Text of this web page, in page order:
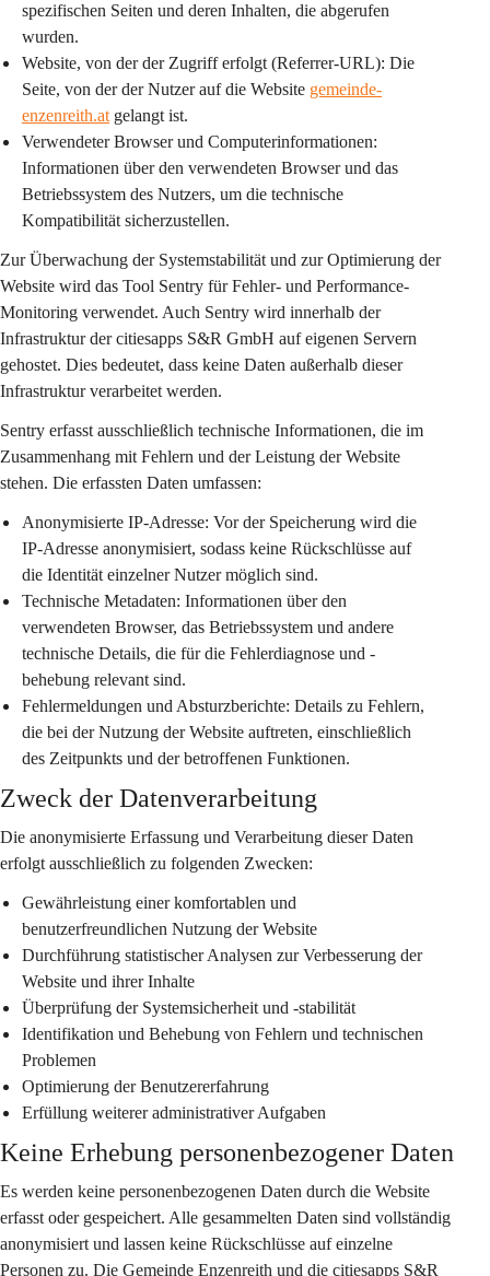
spezifischen Seiten und deren Inhalten, die abgerufen
wurden.
Website, von der der Zugriff erfolgt (Referrer-URL): Die
Seite, von der der Nutzer auf die Website gemeinde-
enzenreith.at gelangt ist.
Verwendeter Browser und Computerinformationen:
Informationen über den verwendeten Browser und das
Betriebssystem des Nutzers, um die technische
Kompatibilität sicherzustellen.
Zur Überwachung der Systemstabilität und zur Optimierung der
Website wird das Tool Sentry für Fehler- und Performance-
Monitoring verwendet. Auch Sentry wird innerhalb der
Infrastruktur der citiesapps S&R GmbH auf eigenen Servern
gehostet. Dies bedeutet, dass keine Daten außerhalb dieser
Infrastruktur verarbeitet werden.
Sentry erfasst ausschließlich technische Informationen, die im
Zusammenhang mit Fehlern und der Leistung der Website
stehen. Die erfassten Daten umfassen:
Anonymisierte IP-Adresse: Vor der Speicherung wird die
IP-Adresse anonymisiert, sodass keine Rückschlüsse auf
die Identität einzelner Nutzer möglich sind.
Technische Metadaten: Informationen über den
verwendeten Browser, das Betriebssystem und andere
technische Details, die für die Fehlerdiagnose und -
behebung relevant sind.
Fehlermeldungen und Absturzberichte: Details zu Fehlern,
die bei der Nutzung der Website auftreten, einschließlich
des Zeitpunkts und der betroffenen Funktionen.
Zweck der Datenverarbeitung
Die anonymisierte Erfassung und Verarbeitung dieser Daten
erfolgt ausschließlich zu folgenden Zwecken:
Gewährleistung einer komfortablen und
benutzerfreundlichen Nutzung der Website
Durchführung statistischer Analysen zur Verbesserung der
Website und ihrer Inhalte
Überprüfung der Systemsicherheit und -stabilität
Identifikation und Behebung von Fehlern und technischen
Problemen
Optimierung der Benutzererfahrung
Erfüllung weiterer administrativer Aufgaben
Keine Erhebung personenbezogener Daten
Es werden keine personenbezogenen Daten durch die Website
erfasst oder gespeichert. Alle gesammelten Daten sind vollständig
anonymisiert und lassen keine Rückschlüsse auf einzelne
Personen zu. Die Gemeinde Enzenreith und die citiesapps S&R